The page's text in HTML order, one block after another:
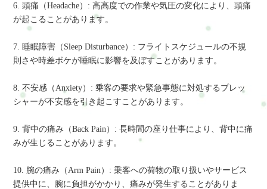
6. 頭痛（Headache）: 高高度での作業や気圧の変化により、頭痛
が起こることがあります。
7. 睡眠障害（Sleep Disturbance）: フライトスケジュールの不規
則さや時差ボケが睡眠に影響を及ぼすことがあります。
8. 不安感（Anxiety）: 乗客の要求や緊急事態に対処するプレッ
シャーが不安感を引き起こすことがあります。
9. 背中の痛み（Back Pain）: 長時間の座り仕事により、背中に痛
みが生じることがあります。
10. 腕の痛み（Arm Pain）: 乗客への荷物の取り扱いやサービス
提供中に、腕に負担がかかり、痛みが発生することがありま